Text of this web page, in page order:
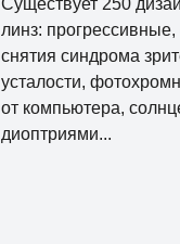
Существует 250
линз:
снятия синдрома
усталости,
от компьютера,
диоптриями...